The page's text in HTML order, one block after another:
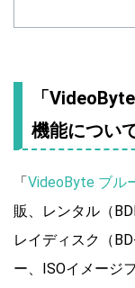
「
機能につい
「VideoByte ブル
販、レンタル（
レイディスク（
ー、ISOイメージ